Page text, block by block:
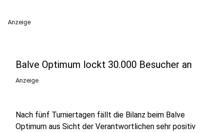
Anzeige
Balve Optimum lockt 30.000 Besucher an
Anzeige
Nach fünf Turniertagen fällt die Bilanz beim Balve
Optimum aus Sicht der Verantwortlichen sehr positiv